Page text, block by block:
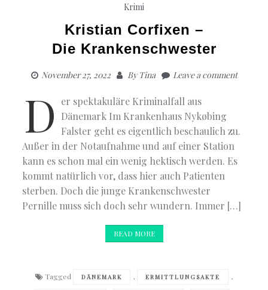
Krimi
Kristian Corfixen –
Die Krankenschwester
November 27, 2022 ByTina Leave a comment
D
er spektakuläre Kriminalfall aus
Dänemark Im Krankenhaus Nykøbing
Falster geht es eigentlich beschaulich zu.
Außer in der Notaufnahme und auf einer Station
kann es schon mal ein wenig hektisch werden. Es
kommt natürlich vor, dass hier auch Patienten
sterben. Doch die junge Krankenschwester
Pernille muss sich doch sehr wundern. Immer […]
READ MORE
Tagged DÄNEMARK , ERMITTLUNGSAKTE ,